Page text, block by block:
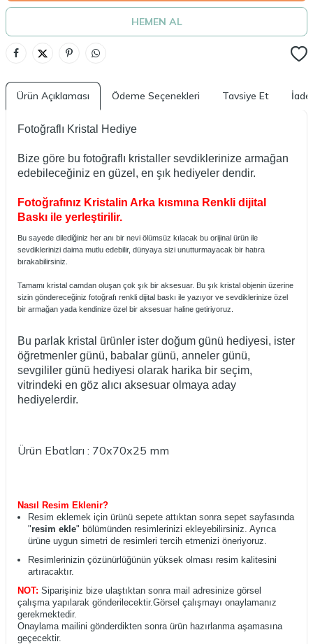
HEMEN AL
Ürün Açıklaması Ödeme Seçenekleri Tavsiye Et İade
Fotoğraflı Kristal Hediye
Bize göre bu fotoğraflı kristaller sevdiklerinize armağan
edebileceğiniz en güzel, en şık hediyeler dendir.
Fotoğrafınız Kristalin Arka kısmına Renkli dijital
Baskı ile yerleştirilir.
Bu sayede dilediğiniz her anı bir nevi ölümsüz kılacak bu orijinal ürün ile
sevdiklerinizi daima mutlu edebilir, dünyaya sizi unutturmayacak bir hatıra
bırakabilirsiniz.
Tamamı kristal camdan oluşan çok şık bir aksesuar. Bu şık kristal objenin üzerine
sizin göndereceğiniz fotoğrafı renkli dijital baskı ile yazıyor ve sevdiklerinize özel
bir armağan yada kendinize özel bir aksesuar haline getiriyoruz.
Bu parlak kristal ürünler ister doğum günü hediyesi, ister
öğretmenler günü, babalar günü, anneler günü,
sevgililer günü hediyesi olarak harika bir seçim,
vitrindeki en göz alıcı aksesuar olmaya aday
hediyelerdir.
Ürün Ebatları : 70x70x25 mm
Nasıl Resim Eklenir?
Resim eklemek için ürünü sepete attıktan sonra sepet sayfasında
"resim ekle" bölümünden resimlerinizi ekleyebilirsiniz. Ayrıca
ürüne uygun simetri de resimleri tercih etmenizi öneriyoruz.
Resimlerinizin çözünürlüğünün yüksek olması resim kalitesini
artıracaktır.
NOT: Siparişiniz bize ulaştıktan sonra mail adresinize görsel
çalışma yapılarak gönderilecektir.Görsel çalışmayı onaylamanız
gerekmektedir.
Onaylama mailini gönderdikten sonra ürün hazırlanma aşamasına
geçecektir.